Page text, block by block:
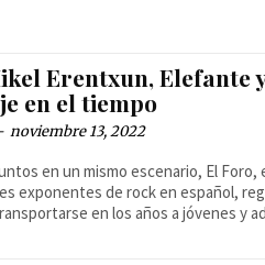
Erentxun, Elefante
en el tiempo
noviembre 13, 2022
en un mismo escenario, El Foro,
exponentes de rock en español,
en los años a jóvenes y